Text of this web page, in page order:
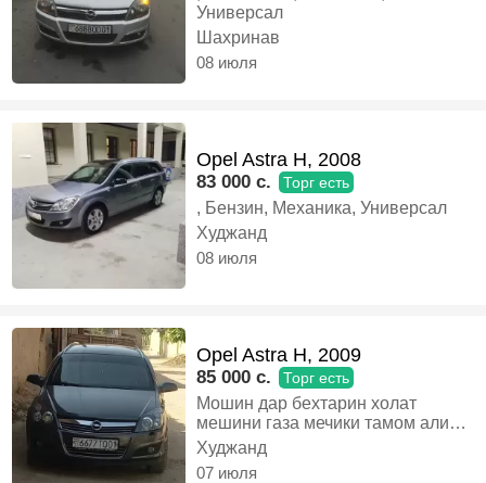
Универсал
Шахринав
08 июля
Opel Astra H, 2008
83 000 c. Торг есть
, Бензин, Механика, Универсал
Худжанд
08 июля
Opel Astra H, 2009
85 000 c. Торг есть
Мошин дар бехтарин холат
мешини газа мечики тамом алиш
хаст, Бензин, Механика,
Универсал
Худжанд
07 июля